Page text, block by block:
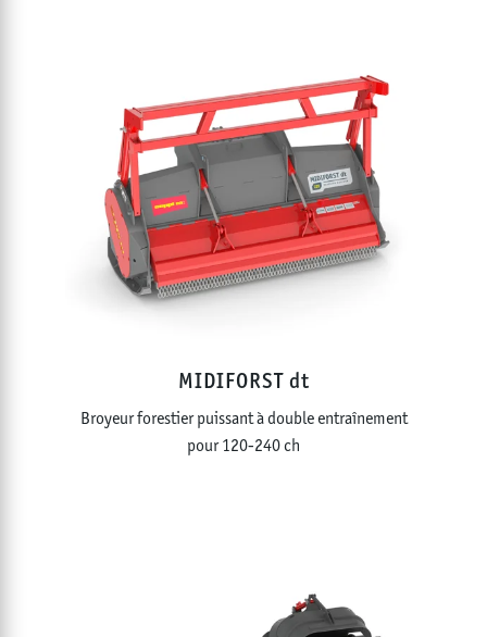
MIDIFORST dt
Broyeur forestier puissant à double entraînement
pour 120-240 ch